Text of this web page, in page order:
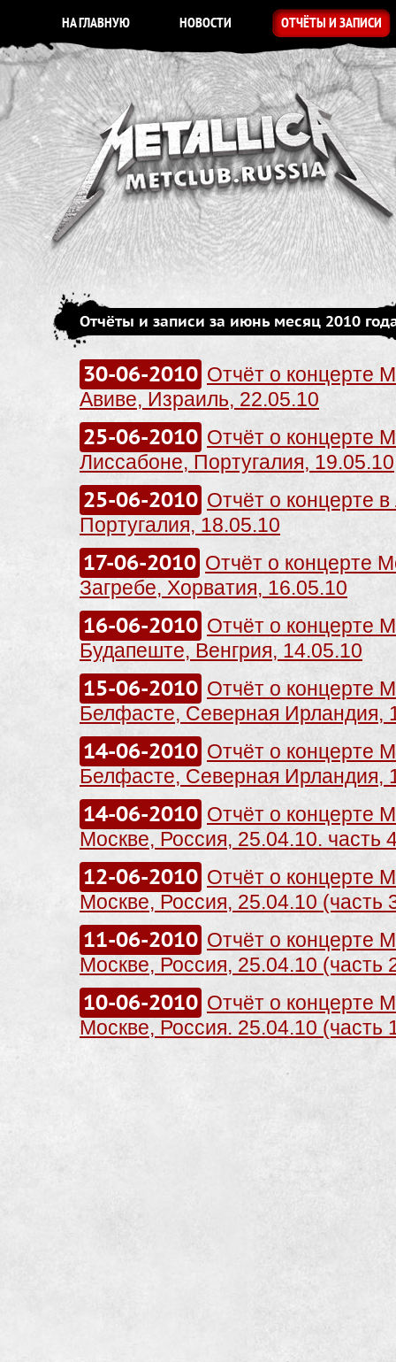
НА ГЛАВНУЮ НОВОСТИ ОТЧЁТЫ И ЗАПИСИ
Отчёты и записи за июнь месяц 2010
30-06-2010 Отчёт о концерте
Авиве, Израиль, 22.05.10
25-06-2010 Отчёт о концерте
Лиссабоне, Португалия, 19.05.10
25-06-2010 Отчёт о концерте
Португалия, 18.05.10
17-06-2010 Отчёт о концерте
Загребе, Хорватия, 16.05.10
16-06-2010 Отчёт о концерте
Будапеште, Венгрия, 14.05.10
15-06-2010 Отчёт о концерте
Белфасте, Северная Ирландия,
14-06-2010 Отчёт о концерте
Белфасте, Северная Ирландия,
14-06-2010 Отчёт о концерте
Москве, Россия, 25.04.10. часть
12-06-2010 Отчёт о концерте
Москве, Россия, 25.04.10 (часть
11-06-2010 Отчёт о концерте
Москве, Россия, 25.04.10 (часть
10-06-2010 Отчёт о концерте
Москве, Россия. 25.04.10 (часть